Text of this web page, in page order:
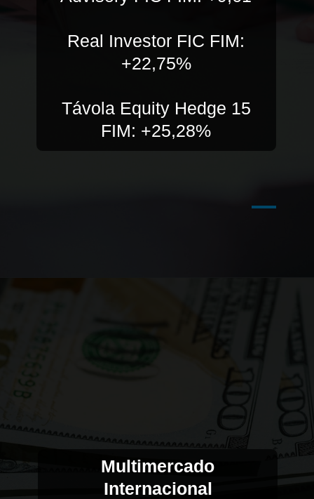
Real Investor FIC FIM:
+22,75%
Távola Equity Hedge 15
FIM: +25,28%
Multimercado
Internacional